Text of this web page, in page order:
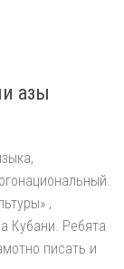
азы
,
Кубани. Ребята
писать и